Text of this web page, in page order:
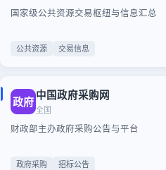
国家级公共资源交易枢纽与信息汇总
公共资源 交易信息
政府 中国政府采购网
全国
财政部主办政府采购公告与平台
政府采购 招标公告